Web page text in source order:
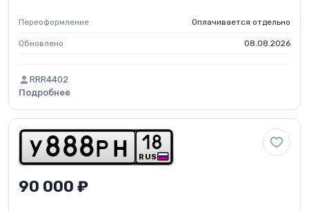
Переоформление Оплачивается отдельно
Обновлено 08.08.2026
RRR4402
Подробнее
y 8 88 p h RUS
1 8
90 000 ₽